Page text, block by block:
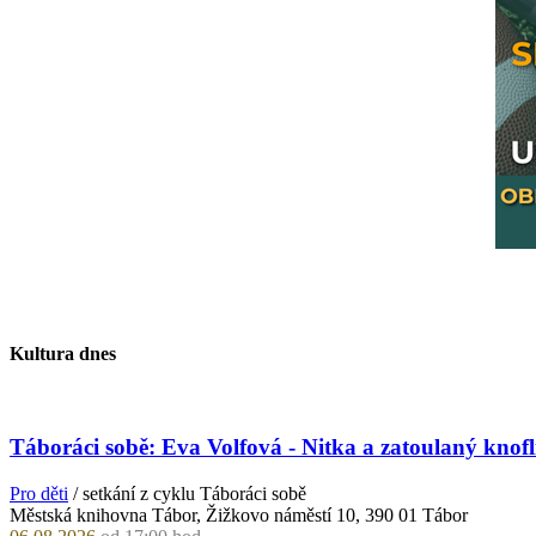
Kultura dnes
Táboráci sobě: Eva Volfová - Nitka a zatoulaný
Pro děti / setkání z cyklu Táboráci sobě
Městská knihovna Tábor, Žižkovo náměstí 10, 390 01 Tábor